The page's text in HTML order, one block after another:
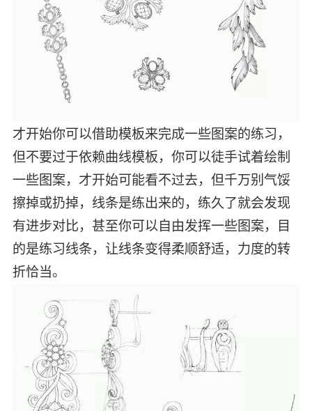
才开始你可以借助模板来完成一些图案的练习，
但不要过于依赖曲线模板，你可以徒手试着绘制
一些图案，才开始可能看不过去，但千万别气馁
擦掉或扔掉，线条是练出来的，练久了就会发现
有进步对比，甚至你可以自由发挥一些图案，目
的是练习线条，让线条变得柔顺舒适，力度的转
折恰当。